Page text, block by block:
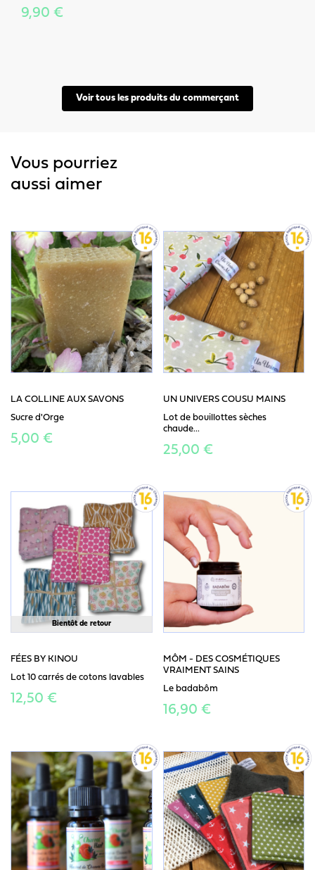
9,90 €
Voir tous les produits du commerçant
Vous pourriez
aussi aimer
LA COLLINE AUX SAVONS
Sucre d'Orge
5,00 €
UN UNIVERS COUSU MAINS
Lot de bouillottes sèches
chaude...
25,00 €
Bientôt de retour
FÉES BY KINOU
Lot 10 carrés de cotons lavables
12,50 €
MÔM - DES COSMÉTIQUES
VRAIMENT SAINS
Le badabôm
16,90 €